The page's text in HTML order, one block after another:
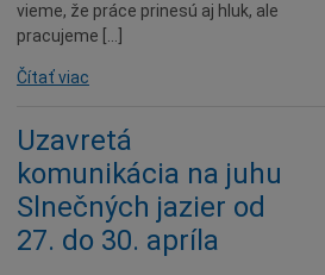
vieme, že práce prinesú aj hluk, ale
pracujeme […]
Čítať viac
Uzavretá
komunikácia na juhu
Slnečných jazier od
27. do 30. apríla